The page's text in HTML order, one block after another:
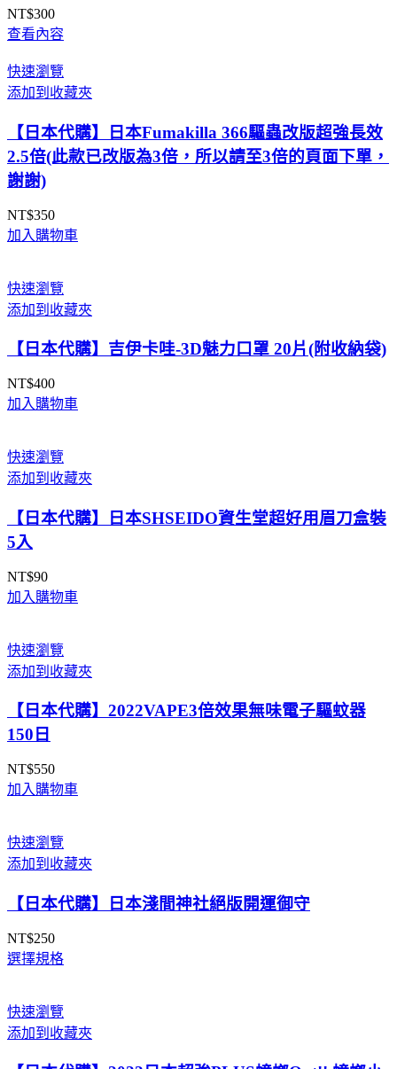
NT$300
查看內容
快速瀏覽
添加到收藏夾
【日本代購】日本Fumakilla 366驅蟲改版超強長效
2.5倍(此款已改版為3倍，所以請至3倍的頁面下單，
謝謝)
NT$350
加入購物車
快速瀏覽
添加到收藏夾
【日本代購】吉伊卡哇-3D魅力口罩 20片(附收納袋)
NT$400
加入購物車
快速瀏覽
添加到收藏夾
【日本代購】日本SHSEIDO資生堂超好用眉刀盒裝
5入
NT$90
加入購物車
快速瀏覽
添加到收藏夾
【日本代購】2022VAPE3倍效果無味電子驅蚊器
150日
NT$550
加入購物車
快速瀏覽
添加到收藏夾
【日本代購】日本淺間神社絕版開運御守
NT$250
選擇規格
快速瀏覽
添加到收藏夾